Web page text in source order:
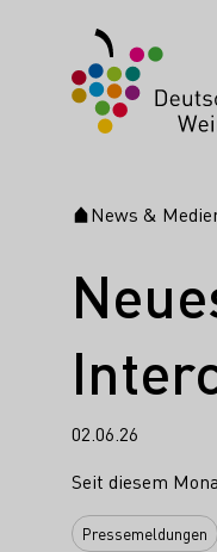
Startseite
News &
02.06.26
Seit diesem
Pressemeldungen